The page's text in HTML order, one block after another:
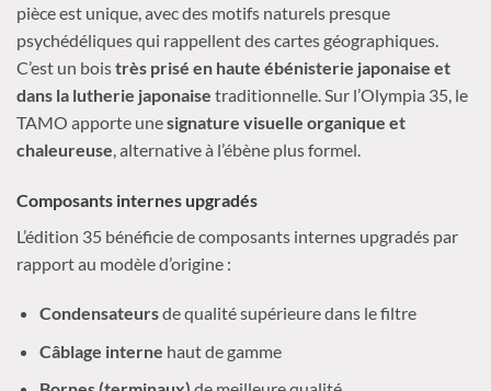
pièce est unique, avec des motifs naturels presque
psychédéliques qui rappellent des cartes géographiques.
C’est un boistrès prisé en haute ébénisterie japonaise et
dans la lutherie japonaise traditionnelle. Sur l’Olympia 35, le
TAMO apporte unesignature visuelle organique et
chaleureuse , alternative à l’ébène plus formel.
Composants internes upgradés
L’édition 35 bénéficie de composants internes upgradés par
rapport au modèle d’origine :
Condensateursde qualité supérieure dans le filtre
Câblage interne haut de gamme